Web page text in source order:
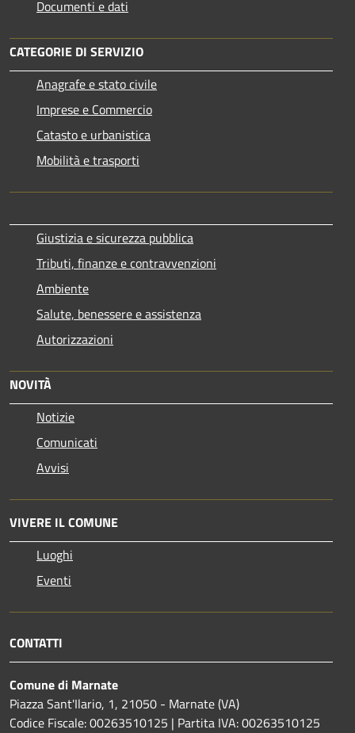
Documenti e dati
CATEGORIE DI SERVIZIO
Anagrafe e stato civile
Imprese e Commercio
Catasto e urbanistica
Mobilità e trasporti
Giustizia e sicurezza pubblica
Tributi, finanze e contravvenzioni
Ambiente
Salute, benessere e assistenza
Autorizzazioni
NOVITÀ
Notizie
Comunicati
Avvisi
VIVERE IL COMUNE
Luoghi
Eventi
CONTATTI
Comune di Marnate
Piazza Sant'Ilario, 1, 21050 - Marnate (VA)
Codice Fiscale: 00263510125 | Partita IVA: 00263510125